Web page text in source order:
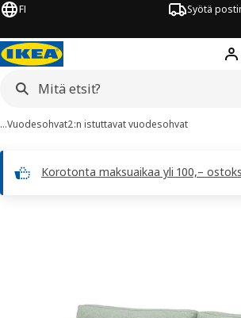
FI Syötä
…Vuodesohvat2:n istuttavat vuodesohvat
Korotonta maksuaikaa yli 100,–